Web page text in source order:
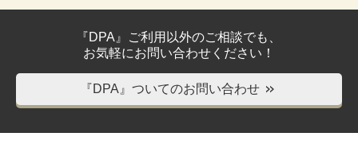
『DPA』ご利用以外のご相談でも、
お気軽にお問い合わせください！
『DPA』ついてのお問い合わせ ＞＞